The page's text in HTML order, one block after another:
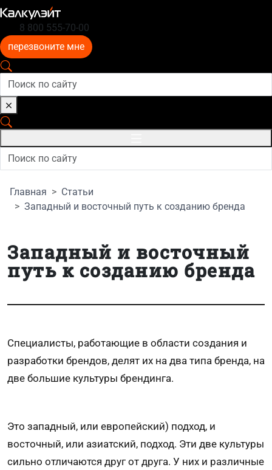
8 800 555-70-00
перезвоните мне
Главная
Статьи
Западный и восточный путь к созданию бренда
Западный и восточный
путь к созданию бренда
Специалисты, работающие в области создания и
разработки брендов, делят их на два типа бренда, на
две большие культуры брендинга.
Это западный, или европейский) подход, и
восточный, или азиатский, подход. Эти две культуры
сильно отличаются друг от друга. У них и различные